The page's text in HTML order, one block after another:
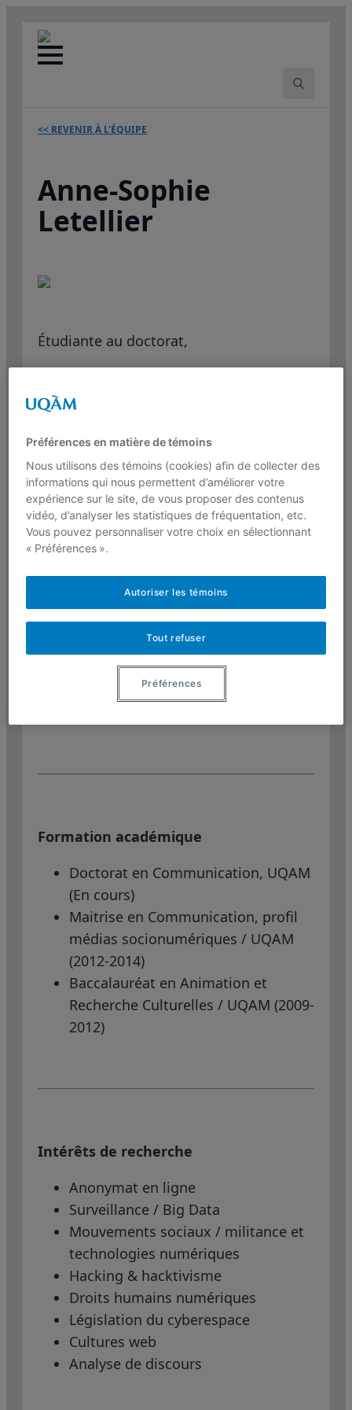
<< REVENIR À L'ÉQUIPE
Anne-Sophie
Letellier
Étudiante au doctorat,
Activités principales
Coordonnatrice de l’École de
sécurité numérique (ESN514)
Adjointe de recherche au GRISQ
Adjointe de recherche à la Chaire de
recherche du Canada en Éducation
aux médias et droits humains
Formation académique
Doctorat en Communication, UQAM
(En cours)
Maitrise en Communication, profil
médias socionumériques / UQAM
(2012-2014)
Baccalauréat en Animation et
Recherche Culturelles / UQAM (2009-
2012)
Intérêts de recherche
Anonymat en ligne
Surveillance / Big Data
Mouvements sociaux / militance et
technologies numériques
Hacking & hacktivisme
Droits humains numériques
Législation du cyberespace
Cultures web
Analyse de discours
Préférences en matière de témoins
Nous utilisons des témoins (cookies) afin de collecter des
informations qui nous permettent d’améliorer votre
expérience sur le site, de vous proposer des contenus
vidéo, d’analyser les statistiques de fréquentation, etc.
Vous pouvez personnaliser votre choix en sélectionnant
« Préférences ».
Tout refuser
Autoriser les témoins
Préférences